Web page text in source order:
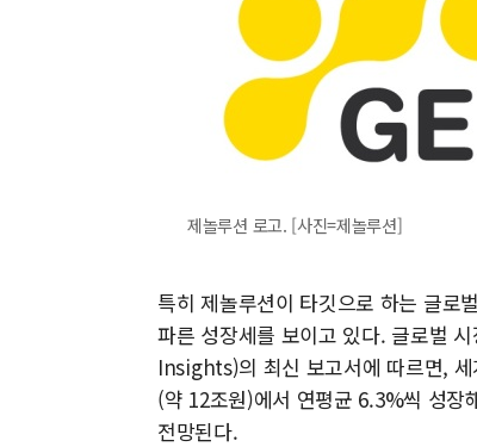
제놀루션 로고. [사진=제놀루션]
특히 제놀루션이 타깃으로 하는 글로
파른 성장세를 보이고 있다. 글로벌
Insights)의 최신 보고서에 따르면,
(약 12조원)에서 연평균 6.3%씩 성장
전망된다.